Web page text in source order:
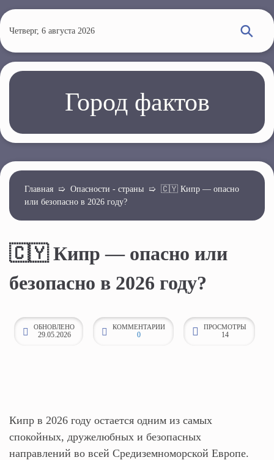
е
р
й
о
н
Четверг, 6 августа 2026
Город фактов
Главная ➯ Опасности - страны ➯ 🇨🇾 Кипр — опасно
или безопасно в 2026 году?
🇨🇾 Кипр — опасно или
безопасно в 2026 году?
ОБНОВЛЕНО
29.05.2026
КОММЕНТАРИИ
0
ПРОСМОТРЫ
14
Кипр в 2026 году остается одним из самых
спокойных, дружелюбных и безопасных
направлений во всей Средиземноморской Европе.